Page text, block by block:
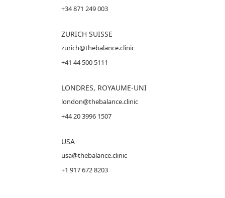
+34 871 249 003
ZURICH SUISSE
zurich@thebalance.clinic
+41 44 500 5111
LONDRES, ROYAUME-UNI
london@thebalance.clinic
+44 20 3996 1507
USA
usa@thebalance.clinic
+1 917 672 8203